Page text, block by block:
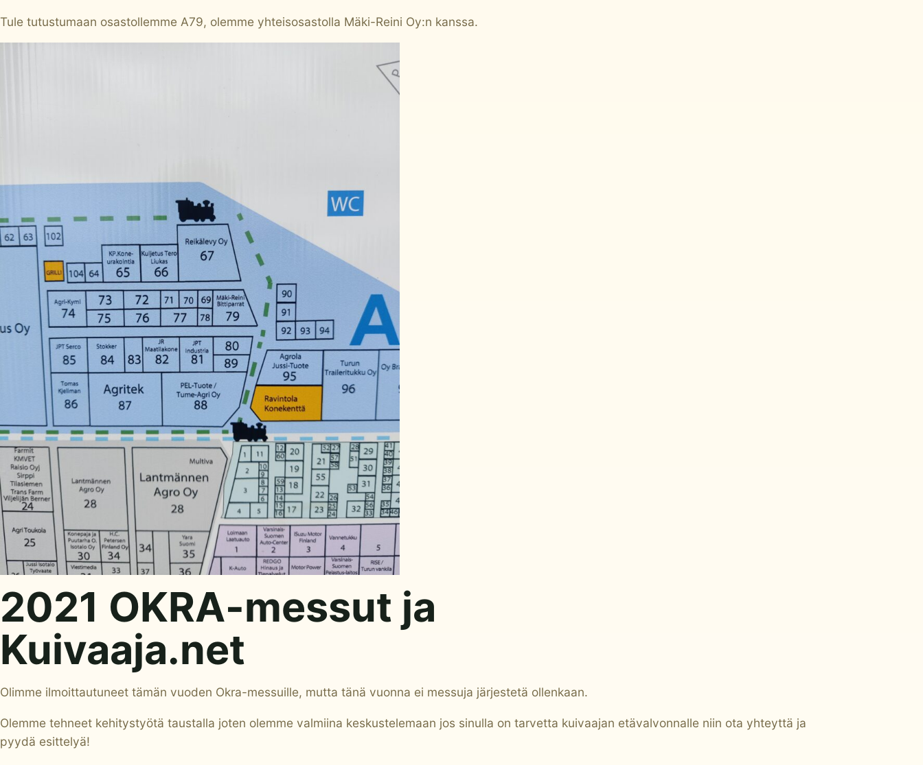
Tule tutustumaan osastollemme A79, olemme yhteisosastolla Mäki-Reini Oy:n kanssa.
2021 OKRA-messut ja
Kuivaaja.net
Olimme ilmoittautuneet tämän vuoden Okra-messuille, mutta tänä vuonna ei messuja järjestetä ollenkaan.
Olemme tehneet kehitystyötä taustalla joten olemme valmiina keskustelemaan jos sinulla on tarvetta kuivaajan etävalvonnalle niin ota yhteyttä ja
pyydä esittelyä!